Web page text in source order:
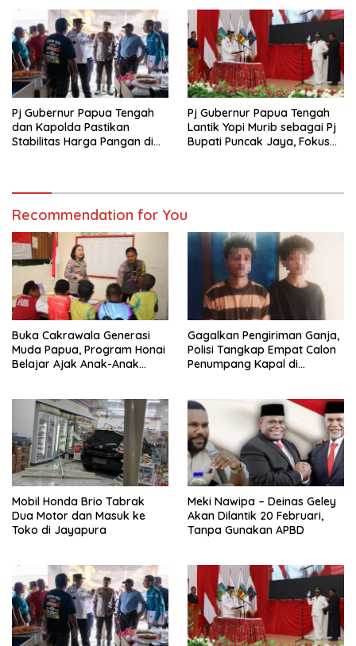
Pj Gubernur Papua Tengah
dan Kapolda Pastikan
Stabilitas Harga Pangan di
Pj Gubernur Papua Tengah
Lantik Yopi Murib sebagai Pj
Bupati Puncak Jaya, Fokus
Recommendation for You
Buka Cakrawala Generasi
Muda Papua, Program Honai
Belajar Ajak Anak-Anak
Gagalkan Pengiriman Ganja,
Polisi Tangkap Empat Calon
Penumpang Kapal di
Mobil Honda Brio Tabrak
Dua Motor dan Masuk ke
Toko di Jayapura
Meki Nawipa – Deinas Geley
Akan Dilantik 20 Februari,
Tanpa Gunakan APBD